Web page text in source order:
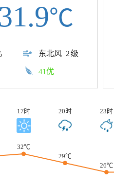
东北风 2级
31.9℃
41优
17时 20时 23时
32℃
29℃
26℃